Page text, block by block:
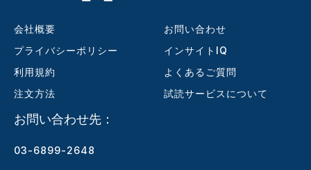
会社概要
プライバシーポリシー
利用規約
注文方法
お問い合わせ
インサイトIQ
よくあるご質問
試読サービスについて
お問い合わせ先：
03-6899-2648